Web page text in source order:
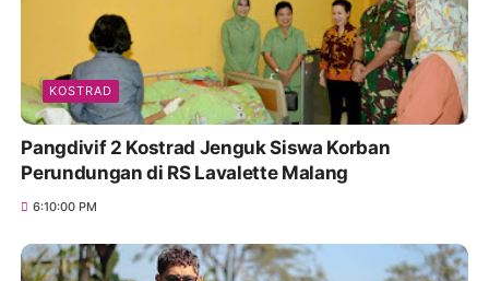
KOSTRAD
Pangdivif 2 Kostrad Jenguk Siswa Korban
Perundungan di RS Lavalette Malang
6:10:00 PM